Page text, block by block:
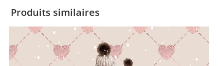
Produits similaires